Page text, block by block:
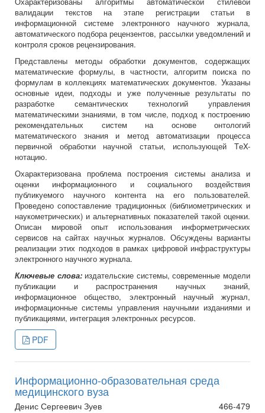
валидации текстов на этапе регистрации статьи в
информационной системе электронного научного журнала,
автоматического подбора рецензентов, рассылки уведомлений и
контроля сроков рецензирования.
Представлены методы обработки документов, содержащих
математические формулы, в частности, алгоритм поиска по
формулам в коллекциях математических документов. Указаны
основные идеи, подходы и уже полученные результаты по
разработке семантических технологий управления
математическими знаниями, в том числе, подход к построению
рекомендательных систем на основе онтологий
математического знания и метод автоматизации процесса
первичной обработки научной статьи, использующей TеX-
нотацию.
Охарактеризована проблема построения системы анализа и
оценки информационного и социального воздействия
публикуемого научного контента на его пользователей.
Проведено сопоставление традиционных (библиометрических и
наукометрических) и альтернативных показателей такой оценки.
Описан мировой опыт использования информетрических
сервисов на сайтах научных журналов. Обсуждены варианты
реализации этих подходов в рамках цифровой инфраструктуры
электронного научного журнала.
Ключевые слова:издательские системы, современные модели
публикации и распространения научных знаний,
информационное общество, электронный научный журнал,
информационные системы управления научными изданиями и
публикациями, интеграция электронных ресурсов.
PDF
Информационно-образовательная среда
медицинского вуза
Денис Сергеевич Зуев 466-479